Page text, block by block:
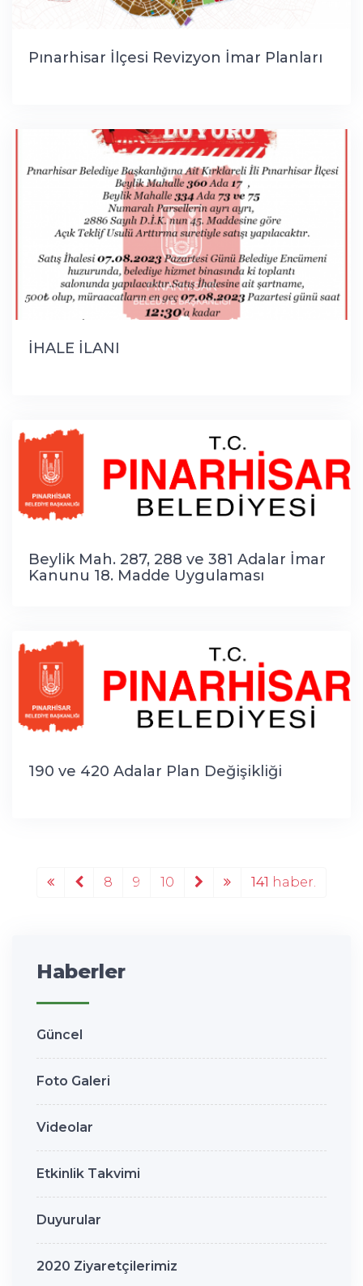
Pınarhisar İlçesi Revizyon İmar Planları
İHALE İLANI
Beylik Mah. 287, 288 ve 381 Adalar İmar
Kanunu 18. Madde Uygulaması
190 ve 420 Adalar Plan Değişikliği
8 9 10 141 haber.
Haberler
Güncel
Foto Galeri
Videolar
Etkinlik Takvimi
Duyurular
2020 Ziyaretçilerimiz